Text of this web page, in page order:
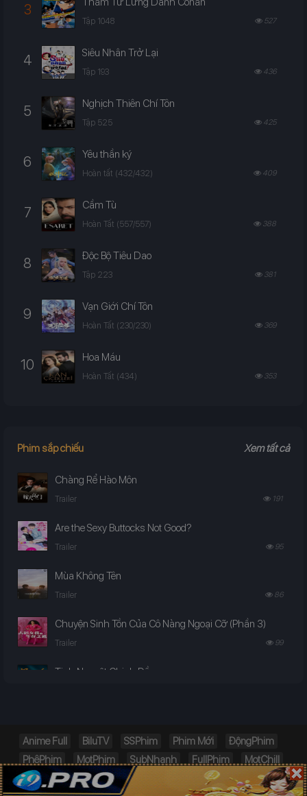
3
Tập 1048 527
4 Siêu Nhân Trở Lại
Tập 193 436
5 Nghịch Thiên Chí Tôn
Tập 525 425
6 Yêu thần ký
Hoàn tất (432/432) 409
7 Cầm Tù
Hoàn Tất (557/557) 388
8 Độc Bộ Tiêu Dao
Tập 223 381
9 Vạn Giới Chí Tôn
Hoàn Tất (230/230) 369
10 Hoa Máu
Hoàn Tất (434) 353
Phim sắp chiếu Xem tất cả
Chàng Rể Hào Môn
Trailer 191
Are the Sexy Buttocks Not Good?
Trailer 95
Mùa Không Tên
Trailer 86
Chuyện Sinh Tồn Của Cô Nàng Ngoại Cỡ (Phần 3)
Trailer 99
Tinh Nguyệt Chinh Đồ
Trailer 116
Vùng Biển Chết Chóc
Trailer 178
Anime Full BiluTV SSPhim Phim Mới
ĐộngPhim
PhêPhim
MọtPhim SubNhanh FullPhim
MọtChill
PhimChill
TVHay.org